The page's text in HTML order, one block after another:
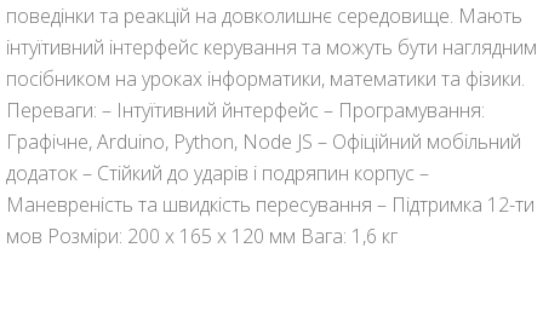
поведінки та реакцій на довколишнє середовище. Мають
інтуїтивний інтерфейс керування та можуть бути наглядним
посібником на уроках інформатики, математики та фізики.
Переваги: – Інтуїтивний йнтерфейс – Програмування:
Графічне, Arduino, Python, Node JS – Офіційний мобільний
додаток – Стійкий до ударів і подряпин корпус –
Маневреність та швидкість пересування – Підтримка 12-ти
мов Розміри: 200 х 165 х 120 мм Вага: 1,6 кг